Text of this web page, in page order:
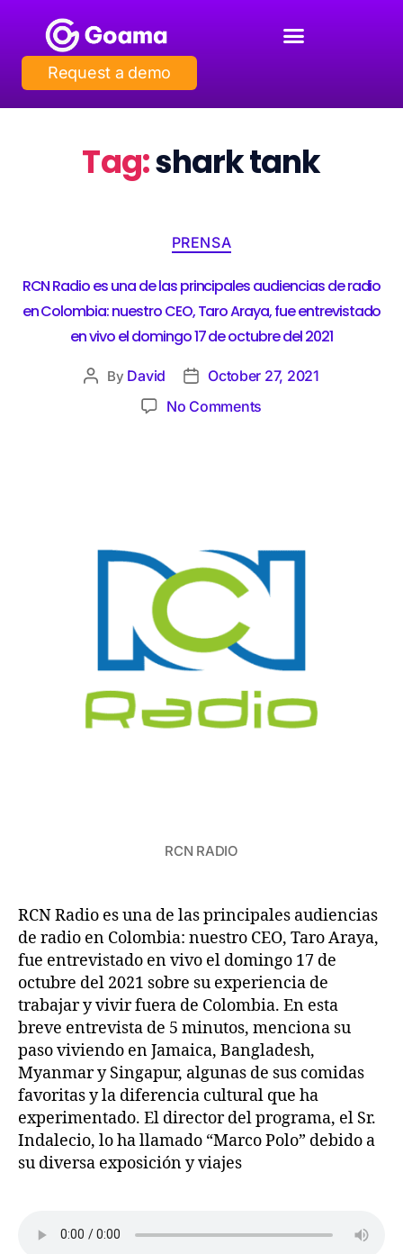
Request a demo
Tag:shark tank
PRENSA
RCN Radio es una de las principales audiencias de radio
en Colombia: nuestro CEO, Taro Araya, fue entrevistado
en vivo el domingo 17 de octubre del 2021
By David
October 27, 2021
No Comments
RCN RADIO
RCN Radio es una de las principales audiencias
de radio en Colombia: nuestro CEO, Taro Araya,
fue entrevistado en vivo el domingo 17 de
octubre del 2021 sobre su experiencia de
trabajar y vivir fuera de Colombia. En esta
breve entrevista de 5 minutos, menciona su
paso viviendo en Jamaica, Bangladesh,
Myanmar y Singapur, algunas de sus comidas
favoritas y la diferencia cultural que ha
experimentado. El director del programa, el Sr.
Indalecio, lo ha llamado “Marco Polo” debido a
su diversa exposición y viajes